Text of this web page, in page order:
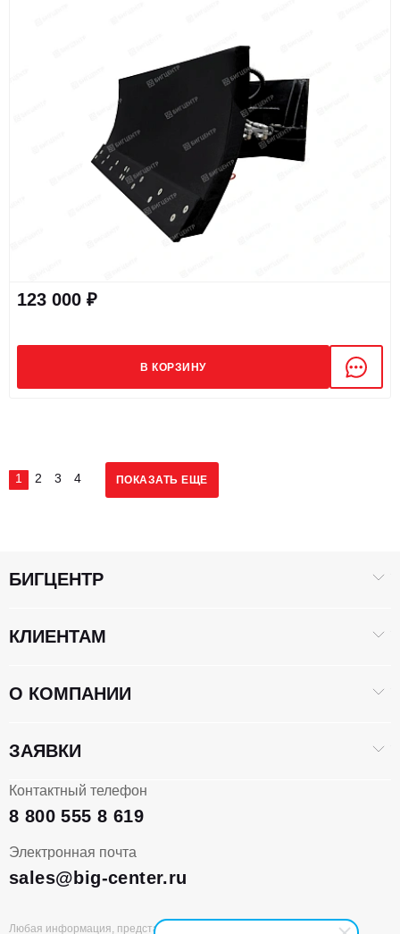
123 000 ₽
В КОРЗИНУ
ПОКАЗАТЬ ЕЩЕ
1 2 3 4
Контактный телефон
8 800 555 8 619
Электронная почта
sales@big-center.ru
БИГЦЕНТР
КЛИЕНТАМ
О КОМПАНИИ
ЗАЯВКИ
Любая информация, представленная на данном сайте, носит